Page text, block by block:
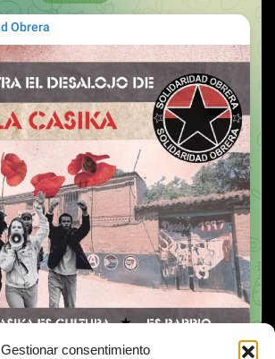
Gestionar consentimiento